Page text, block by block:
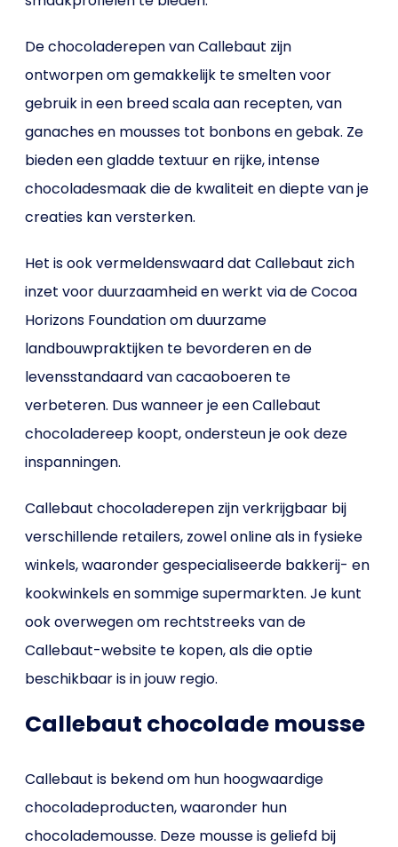
De chocoladerepen van Callebaut zijn
ontworpen om gemakkelijk te smelten voor
gebruik in een breed scala aan recepten, van
ganaches en mousses tot bonbons en gebak. Ze
bieden een gladde textuur en rijke, intense
chocoladesmaak die de kwaliteit en diepte van je
creaties kan versterken.
Het is ook vermeldenswaard dat Callebaut zich
inzet voor duurzaamheid en werkt via de Cocoa
Horizons Foundation om duurzame
landbouwpraktijken te bevorderen en de
levensstandaard van cacaoboeren te
verbeteren. Dus wanneer je een Callebaut
chocoladereep koopt, ondersteun je ook deze
inspanningen.
Callebaut chocoladerepen zijn verkrijgbaar bij
verschillende retailers, zowel online als in fysieke
winkels, waaronder gespecialiseerde bakkerij- en
kookwinkels en sommige supermarkten. Je kunt
ook overwegen om rechtstreeks van de
Callebaut-website te kopen, als die optie
beschikbaar is in jouw regio.
Callebaut chocolade mousse
Callebaut is bekend om hun hoogwaardige
chocoladeproducten, waaronder hun
chocolademousse. Deze mousse is geliefd bij